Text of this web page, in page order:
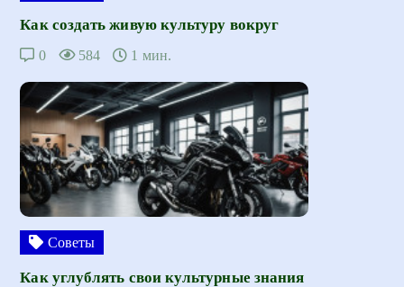
Как создать живую культуру вокруг
0 584 1 мин.
Советы
Как углублять свои культурные знания